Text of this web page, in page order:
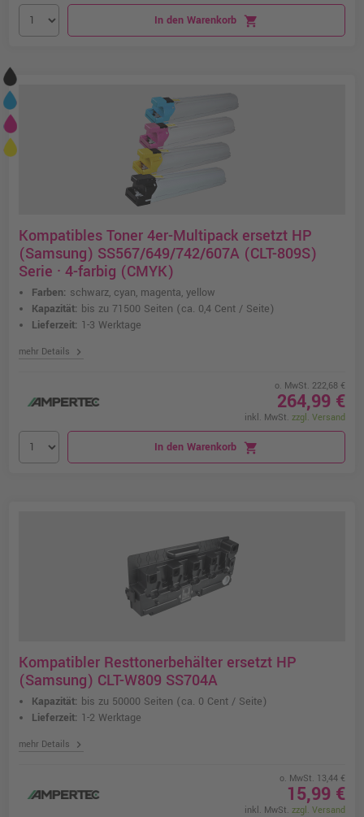
In den Warenkorb shopping_cart
Kompatibles Toner 4er-Multipack ersetzt HP
(Samsung) SS567/649/742/607A (CLT-809S)
Serie · 4-farbig (CMYK)
Farben: schwarz, cyan, magenta, yellow
Kapazität: bis zu 71500 Seiten (ca. 0,4 Cent / Seite)
Lieferzeit: 1-3 Werktage
mehr Details chevron_right
o. MwSt. 222,68 €
264,99 €
inkl. MwSt. zzgl. Versand
In den Warenkorb shopping_cart
Kompatibler Resttonerbehälter ersetzt HP
(Samsung) CLT-W809 SS704A
Kapazität: bis zu 50000 Seiten (ca. 0 Cent / Seite)
Lieferzeit: 1-2 Werktage
mehr Details chevron_right
o. MwSt. 13,44 €
15,99 €
inkl. MwSt. zzgl. Versand